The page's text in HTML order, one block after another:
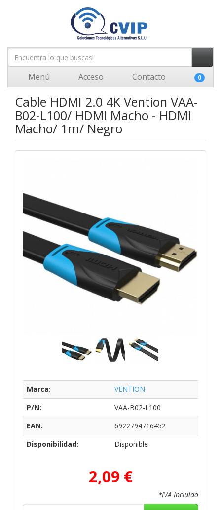
Menú Acceso Contacto 0
Cable HDMI 2.0 4K Vention VAA-
B02-L100/ HDMI Macho - HDMI
Macho/ 1m/ Negro
Marca:
VENTION
P/N:
VAA-B02-L100
EAN:
6922794716452
Disponibilidad:
Disponible
2,09 €
*IVA Incluido